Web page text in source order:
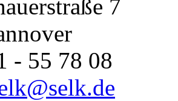
7
- 55 78 08